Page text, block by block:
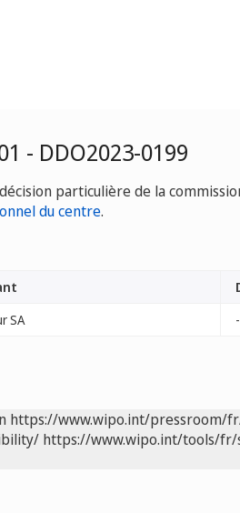
- DDO2023-0199
particulière de la
du centre.
SA -
https://www.wipo.int/pressroom/
https://www.wipo.int/tools/fr/